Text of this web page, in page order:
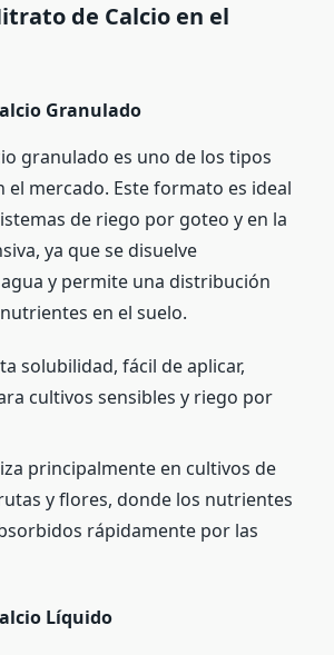
de Calcio en el
Granulado
granulado es uno de los tipos
el mercado. Este formato es ideal
de riego por goteo y en la
ya que se disuelve
y permite una distribución
en el suelo.
solubilidad, fácil de aplicar,
cultivos sensibles y riego por
principalmente en cultivos de
y flores, donde los nutrientes
rápidamente por las
Líquido